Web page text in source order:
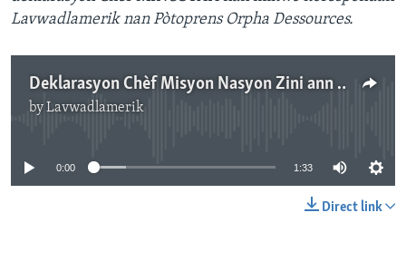
Lavwadlamerik nan Pòtoprens Orpha Dessources.
Deklarasyon Chèf Misyon Nasyon Zini ann Ayiti, Sandra Honoré, nan Mikwo Orpha Dessources
byLavwadlamerik
No media source currently available
0:00 1:33
Direct link